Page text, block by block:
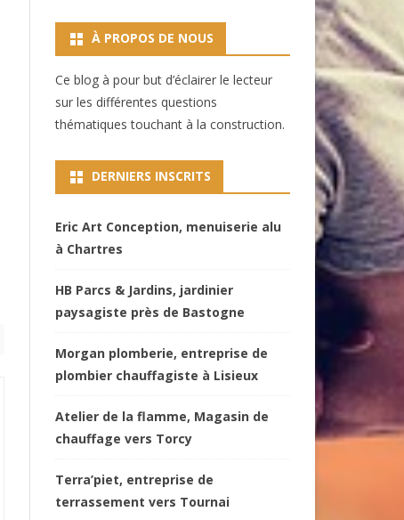
À PROPOS DE NOUS
Ce blog à pour but d’éclairer le lecteur
sur les différentes questions
thématiques touchant à la construction.
DERNIERS INSCRITS
Eric Art Conception, menuiserie alu
à Chartres
HB Parcs & Jardins, jardinier
paysagiste près de Bastogne
Morgan plomberie, entreprise de
plombier chauffagiste à Lisieux
Atelier de la flamme, Magasin de
chauffage vers Torcy
Terra’piet, entreprise de
terrassement vers Tournai